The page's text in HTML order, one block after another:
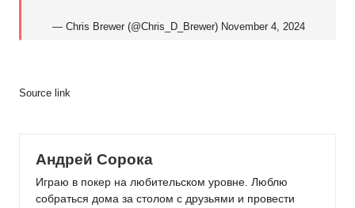
— Chris Brewer (@Chris_D_Brewer) November 4, 2024
Source link
Андрей Сорока
Играю в покер на любительском уровне. Люблю
собраться дома за столом с друзьями и провести